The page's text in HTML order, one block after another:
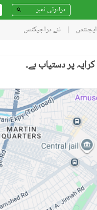
ایجنٹس نئے پراجیکٹس